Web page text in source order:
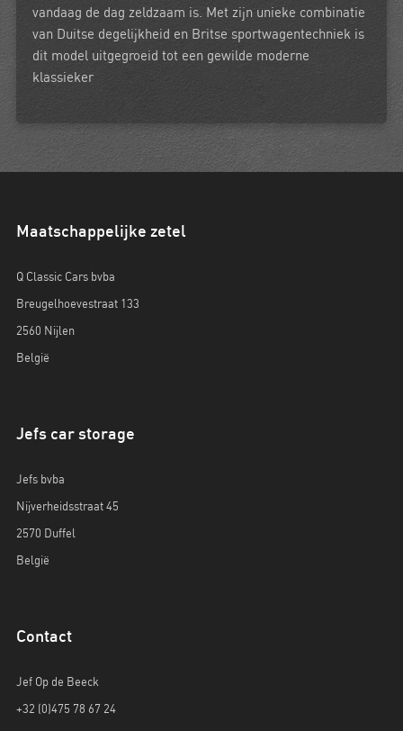
vandaag de dag zeldzaam is. Met zijn unieke combinatie
van Duitse degelijkheid en Britse sportwagentechniek is
dit model uitgegroeid tot een gewilde moderne
klassieker
Maatschappelijke zetel
Q Classic Cars bvba
Breugelhoevestraat 133
2560 Nijlen
België
Jefs car storage
Jefs bvba
Nijverheidsstraat 45
2570 Duffel
België
Contact
Jef Op de Beeck
+32 (0)475 78 67 24